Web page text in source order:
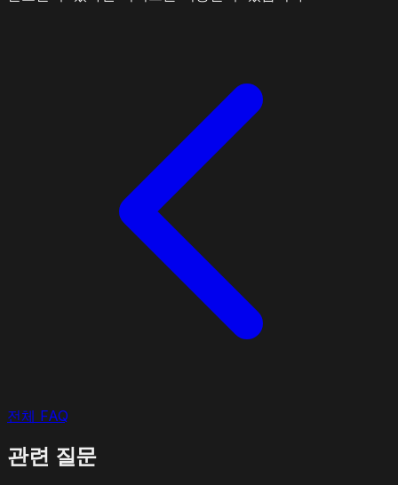
전체 FAQ
관련 질문